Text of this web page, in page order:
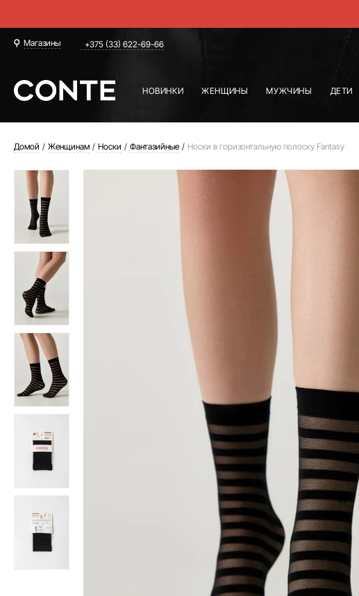
Магазины +375 (33) 622-69-66
НОВИНКИ ЖЕНЩИНЫ МУЖЧИНЫ ДЕТИ
Домой Женщинам Носки Фантазийные Носки в горизонтальную полоску Fantasy